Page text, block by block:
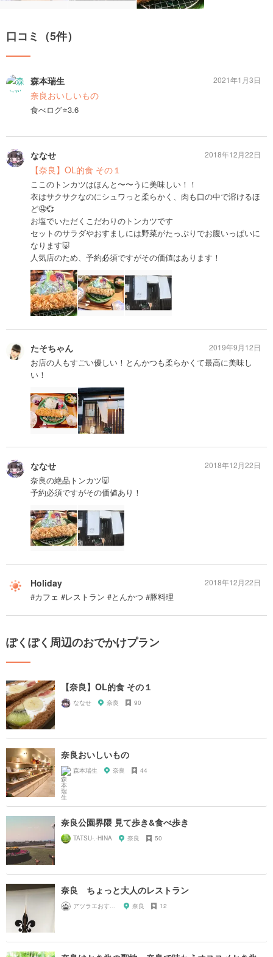
口コミ（5件）
森本瑞生
奈良おいしいもの
食べログ⭐️3.6
2021年1月3日
ななせ
【奈良】OL的食 その１
ここのトンカツはほんと〜〜うに美味しい！！
衣はサクサクなのにシュワっと柔らかく、肉も口の中で溶けるほ
ど🤤💞
お塩でいただくこだわりのトンカツです
セットのサラダやおすましには野菜がたっぷりでお腹いっぱいに
なります🐷
人気店のため、予約必須ですがその価値はあります！
2018年12月22日
たそちゃん
お店の人もすごい優しい！とんかつも柔らかくて最高に美味し
い！
2019年9月12日
ななせ
奈良の絶品トンカツ🐷
予約必須ですがその価値あり！
2018年12月22日
Holiday
#カフェ #レストラン #とんかつ #豚料理
2018年12月22日
ぽくぽく周辺のおでかけプラン
【奈良】OL的食 その１
ななせ 奈良 90
奈良おいしいもの
森本瑞生 奈良 44
奈良公園界隈 見て歩き&食べ歩き
TATSU-.-HINA 奈良 50
奈良 ちょっと大人のレストラン
アツラエおすすめ旅プラン！ 奈良 12